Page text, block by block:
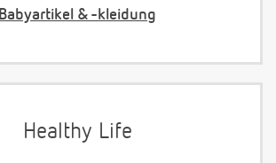
Babyartikel & -kleidung
Healthy Life